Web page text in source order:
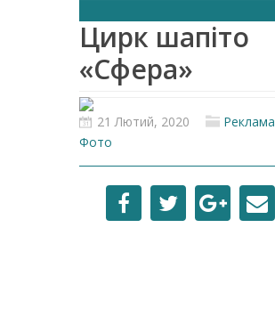
Цирк шапіто
«Сфера»
21 Лютий, 2020 Реклама
Фото